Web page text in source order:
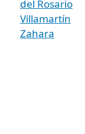
del Rosario
Villamartín
Zahara